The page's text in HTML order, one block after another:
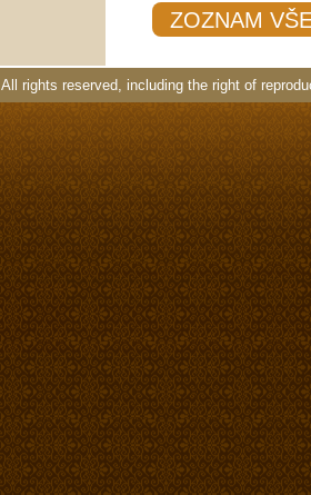
ZOZNAM
All rights reserved, including the right of